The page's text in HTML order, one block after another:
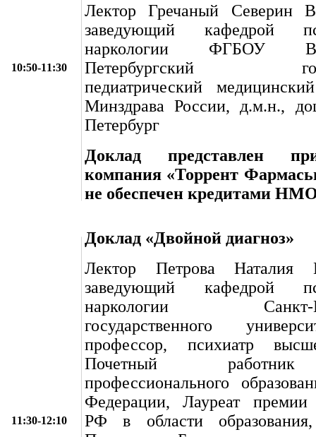
10:50-11:30
Лектор Гречаный Северин
заведующий кафедрой
наркологии ФГБОУ
Петербургский
педиатрический
Минздрава России, д.м.н.,
Петербург
Доклад представлен
компания «Торрент
не обеспечен кредитами
11:30-12:10
Доклад «Двойной диагноз»
Лектор Петрова Наталия
заведующий кафедрой
наркологии Санкт-
государственного
профессор, психиатр
Почетный
профессионального
Федерации, Лауреат премии
РФ в области образования,